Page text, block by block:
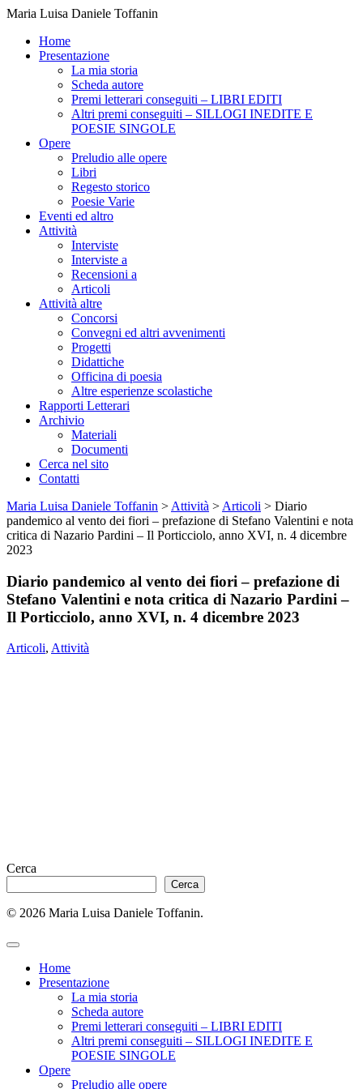
Maria Luisa Daniele Toffanin
Home
Presentazione
La mia storia
Scheda autore
Premi letterari conseguiti – LIBRI EDITI
Altri premi conseguiti – SILLOGI INEDITE E
POESIE SINGOLE
Opere
Preludio alle opere
Libri
Regesto storico
Poesie Varie
Eventi ed altro
Attività
Interviste
Interviste a
Recensioni a
Articoli
Attività altre
Concorsi
Convegni ed altri avvenimenti
Progetti
Didattiche
Officina di poesia
Altre esperienze scolastiche
Rapporti Letterari
Archivio
Materiali
Documenti
Cerca nel sito
Contatti
Maria Luisa Daniele Toffanin > Attività > Articoli > Diario
pandemico al vento dei fiori – prefazione di Stefano Valentini e nota
critica di Nazario Pardini – Il Porticciolo, anno XVI, n. 4 dicembre
2023
Diario pandemico al vento dei fiori – prefazione di
Stefano Valentini e nota critica di Nazario Pardini –
Il Porticciolo, anno XVI, n. 4 dicembre 2023
Articoli, Attività
Cerca
Cerca
© 2026 Maria Luisa Daniele Toffanin.
Home
Presentazione
La mia storia
Scheda autore
Premi letterari conseguiti – LIBRI EDITI
Altri premi conseguiti – SILLOGI INEDITE E
POESIE SINGOLE
Opere
Preludio alle opere